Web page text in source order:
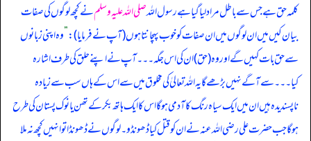
کلمہ حق ہے جس سے باطل مراد لیا گیا ہے رسول اللہصلی اللہ علیہ وسلمنے کچھ لوگوں کی صفات
بیان کیں میں ان لوگوں میں ان صفات کو خوب پہچانتا ہوں (آپ نے فرمایا):”وہ اپنی زبانوں
سے حق بات کہیں گے اور وہ (حق) ان کی اس جگہ۔۔۔ آپ نے اپنے حلق کی طرف اشارہ
کیا۔۔۔ سے آگے نہیں بڑھے گا یہ اللہ تعالیٰ کی مخلوق میں سے اس کے ہاں سب سے زیادہ
ناپسندیدہ ہیں ان میں ایک سیاہ رنگ کا آدمی ہوگا اس کا ایک ہاتھ بکرکے تھن یا نوک پستان کی طرح
ہوگا جب حضرت علی رضی اللہ عنہ نے ان کو قتل کیا ڈھونڈو۔ لوگوں نے ڈھونڈا تو انہیں کچھ نہ ملا